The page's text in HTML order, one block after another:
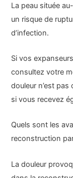
La peau située
un risque de
d’infection.
Si vos
consultez votre
douleur n’est
si vous recevez
Quels sont les
reconstruction
La douleur